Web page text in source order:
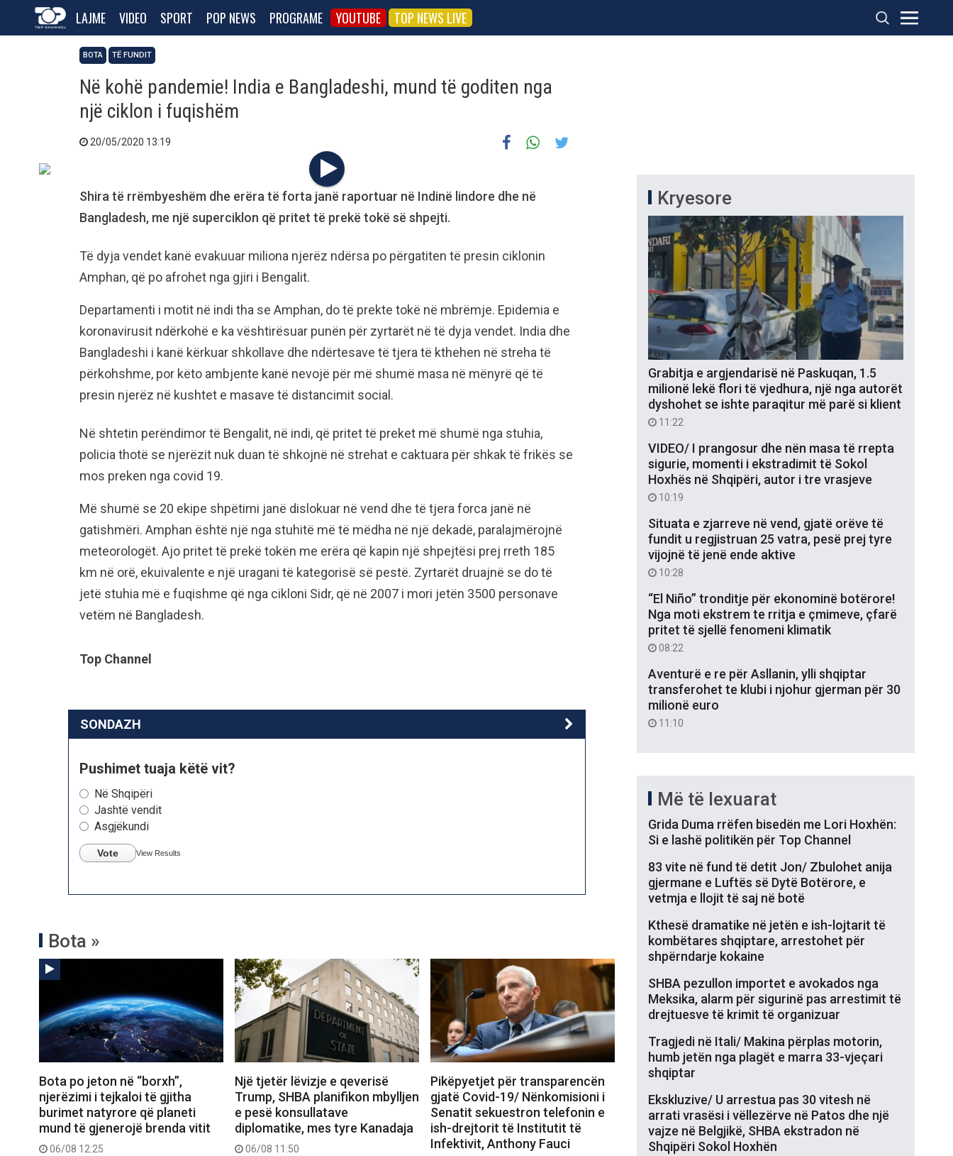
LAJME VIDEO SPORT POP NEWS PROGRAME YOUTUBE TOP NEWS LIVE
BOTA TË FUNDIT
Në kohë pandemie! India e Bangladeshi, mund të goditen nga
një ciklon i fuqishëm
20/05/2020 13:19
Shira të rrëmbyeshëm dhe erëra të forta janë raportuar në Indinë lindore dhe në
Bangladesh, me një superciklon që pritet të prekë tokë së shpejti.
Të dyja vendet kanë evakuuar miliona njerëz ndërsa po përgatiten të presin ciklonin
Amphan, që po afrohet nga gjiri i Bengalit.
Departamenti i motit në indi tha se Amphan, do të prekte tokë në mbrëmje. Epidemia e
koronavirusit ndërkohë e ka vështirësuar punën për zyrtarët në të dyja vendet. India dhe
Bangladeshi i kanë kërkuar shkollave dhe ndërtesave të tjera të kthehen në streha të
përkohshme, por këto ambjente kanë nevojë për më shumë masa në mënyrë që të
presin njerëz në kushtet e masave të distancimit social.
Në shtetin perëndimor të Bengalit, në indi, që pritet të preket më shumë nga stuhia,
policia thotë se njerëzit nuk duan të shkojnë në strehat e caktuara për shkak të frikës se
mos preken nga covid 19.
Më shumë se 20 ekipe shpëtimi janë dislokuar në vend dhe të tjera forca janë në
gatishmëri. Amphan është një nga stuhitë më të mëdha në një dekadë, paralajmërojnë
meteorologët. Ajo pritet të prekë tokën me erëra që kapin një shpejtësi prej rreth 185
km në orë, ekuivalente e një uragani të kategorisë së pestë. Zyrtarët druajnë se do të
jetë stuhia më e fuqishme që nga cikloni Sidr, që në 2007 i mori jetën 3500 personave
vetëm në Bangladesh.
Top Channel
SONDAZH
Pushimet tuaja këtë vit?
Në Shqipëri
Jashtë vendit
Asgjëkundi
Vote View Results
Bota »
Bota po jeton në “borxh”,
njerëzimi i tejkaloi të gjitha
burimet natyrore që planeti
mund të gjenerojë brenda vitit
06/08 12:25
Një tjetër lëvizje e qeverisë
Trump, SHBA planifikon mbylljen
e pesë konsullatave
diplomatike, mes tyre Kanadaja
06/08 11:50
Pikëpyetjet për transparencën
gjatë Covid-19/ Nënkomisioni i
Senatit sekuestron telefonin e
ish-drejtorit të Institutit të
Infektivit, Anthony Fauci
Kryesore
Grabitja e argjendarisë në Paskuqan, 1.5
milionë lekë flori të vjedhura, një nga autorët
dyshohet se ishte paraqitur më parë si klient
11:22
VIDEO/ I prangosur dhe nën masa të rrepta
sigurie, momenti i ekstradimit të Sokol
Hoxhës në Shqipëri, autor i tre vrasjeve
10:19
Situata e zjarreve në vend, gjatë orëve të
fundit u regjistruan 25 vatra, pesë prej tyre
vijojnë të jenë ende aktive
10:28
“El Niño” tronditje për ekonominë botërore!
Nga moti ekstrem te rritja e çmimeve, çfarë
pritet të sjellë fenomeni klimatik
08:22
Aventurë e re për Asllanin, ylli shqiptar
transferohet te klubi i njohur gjerman për 30
milionë euro
11:10
Më të lexuarat
Grida Duma rrëfen bisedën me Lori Hoxhën:
Si e lashë politikën për Top Channel
83 vite në fund të detit Jon/ Zbulohet anija
gjermane e Luftës së Dytë Botërore, e
vetmja e llojit të saj në botë
Kthesë dramatike në jetën e ish-lojtarit të
kombëtares shqiptare, arrestohet për
shpërndarje kokaine
SHBA pezullon importet e avokados nga
Meksika, alarm për sigurinë pas arrestimit të
drejtuesve të krimit të organizuar
Tragjedi në Itali/ Makina përplas motorin,
humb jetën nga plagët e marra 33-vjeçari
shqiptar
Ekskluzive/ U arrestua pas 30 vitesh në
arrati vrasësi i vëllezërve në Patos dhe një
vajze në Belgjikë, SHBA ekstradon në
Shqipëri Sokol Hoxhën